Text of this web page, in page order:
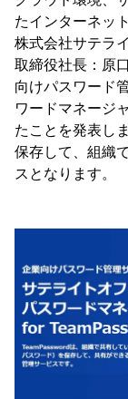
たインターネッ
株式会社サテラ
取締役社長：原
向けパスワード
ワードマネージ
たことを発表し
保存して、組織
スとなります。